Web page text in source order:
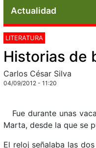
Actualidad
LITERATURA
Historias de
Carlos César Silva
04/09/2012 - 11:20
Fue durante unas
Marta, desde la que se
El reloj señalaba las